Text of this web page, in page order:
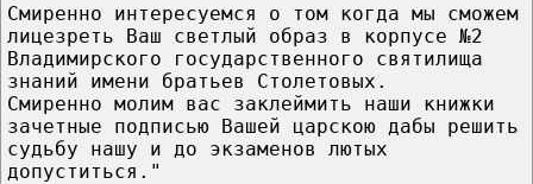
Смиренно интересуемся о том когда мы сможем
лицезреть Ваш светлый образ в корпусе №2
Владимирского государственного святилища
знаний имени братьев Столетовых.
Смиренно молим вас заклеймить наши книжки
зачетные подписью Вашей царскою дабы решить
судьбу нашу и до экзаменов лютых
допуститься."